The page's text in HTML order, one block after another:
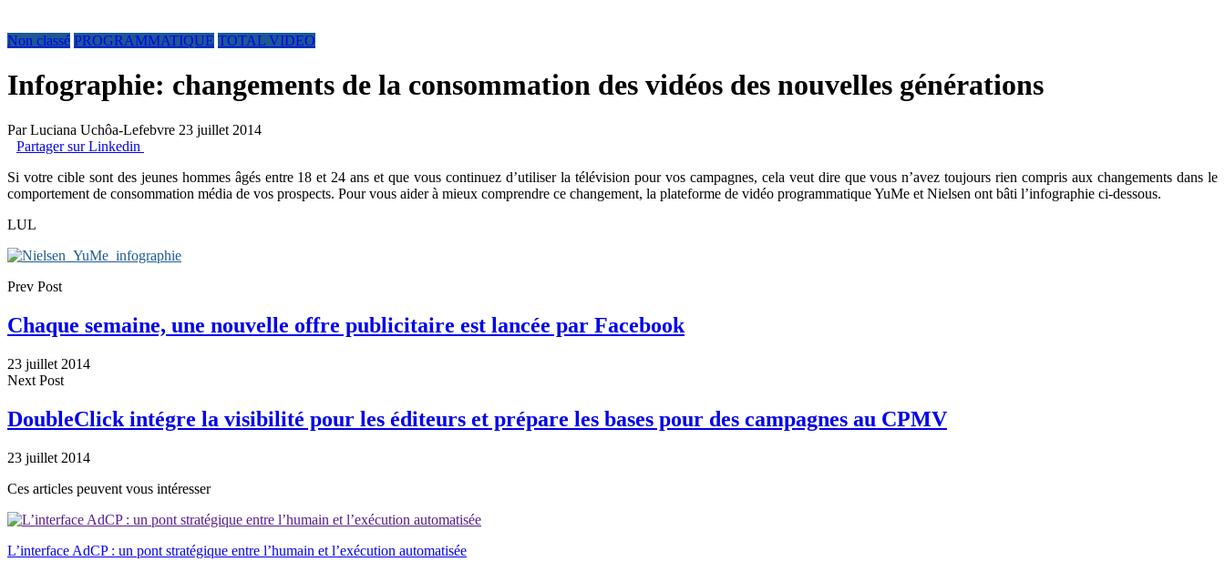
Non classé PROGRAMMATIQUE TOTAL VIDEO
Infographie: changements de la consommation des vidéos des nouvelles générations
ParLuciana Uchôa-Lefebvre 23 juillet 2014
Partager sur Linkedin
Si votre cible sont des jeunes hommes âgés entre 18 et 24 ans et que vous continuez d’utiliser la télévision pour vos campagnes, cela veut dire que vous n’avez toujours rien compris aux changements dans le
comportement de consommation média de vos prospects. Pour vous aider à mieux comprendre ce changement, la plateforme de vidéo programmatique YuMe et Nielsen ont bâti l’infographie ci-dessous.
LUL
Prev Post
Chaque semaine, une nouvelle offre publicitaire est lancée par Facebook
23 juillet 2014
Next Post
DoubleClick intégre la visibilité pour les éditeurs et prépare les bases pour des campagnes au CPMV
23 juillet 2014
Ces articles peuvent vous intéresser
L’interface AdCP : un pont stratégique entre l’humain et l’exécution automatisée